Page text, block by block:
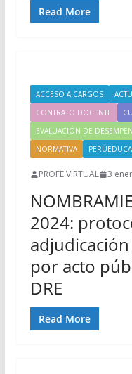
Read More
ACCESO A CARGOS
CONTRATO DOCENTE
EVALUACIÓN DE
NORMATIVA
PERÚEDUCA
PROFE VIRTUAL 3
2024:
por acto
DRE
Read More